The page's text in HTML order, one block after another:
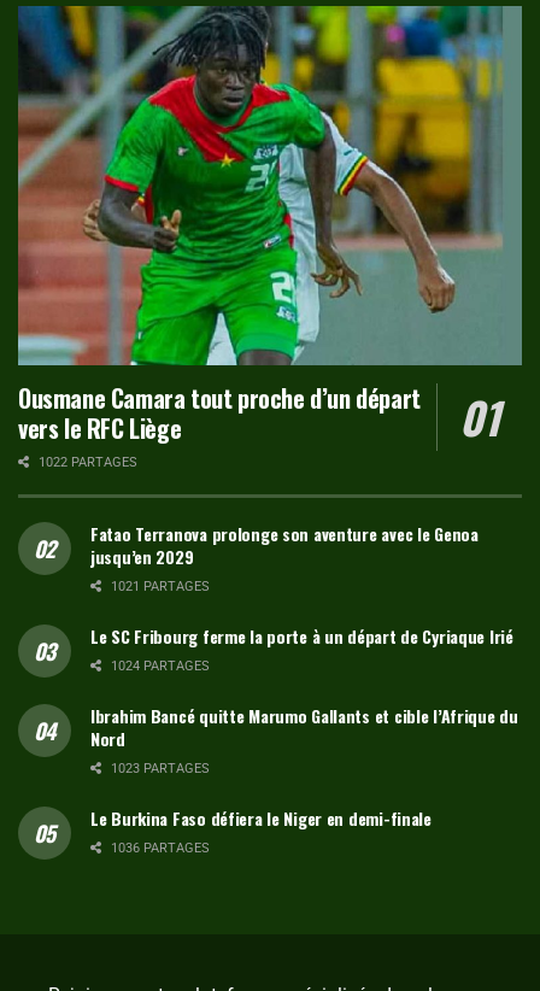
Ousmane Camara tout proche d’un départ
vers le RFC Liège
1022 PARTAGES
Fatao Terranova prolonge son aventure avec le Genoa
jusqu’en 2029
1021 PARTAGES
Le SC Fribourg ferme la porte à un départ de Cyriaque Irié
1024 PARTAGES
Ibrahim Bancé quitte Marumo Gallants et cible l’Afrique du
Nord
1023 PARTAGES
Le Burkina Faso défiera le Niger en demi-finale
1036 PARTAGES